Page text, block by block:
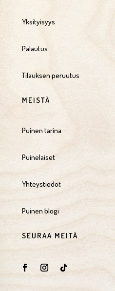
Yksityisyys
Palautus
Tilauksen peruutus
MEISTÄ
Puinen tarina
Puinelaiset
Yhteystiedot
Puinen blogi
SEURAA MEITÄ